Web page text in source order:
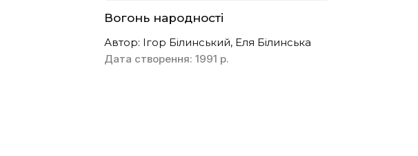
Вогонь народності
Автор: Ігор Білинський, Еля Білинська
Дата створення: 1991 р.